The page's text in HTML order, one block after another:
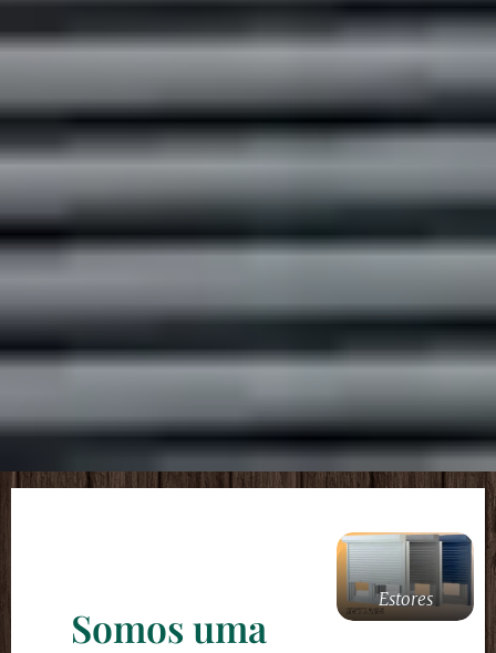
Estores
Somos uma